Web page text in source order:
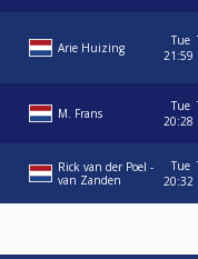
Arie Huizing
Tue
21:59
M. Frans
Tue
20:28
Rick van der Poel -
van Zanden
Tue
20:32